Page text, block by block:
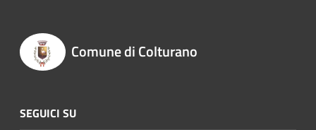
Comune di Colturano
SEGUICI SU